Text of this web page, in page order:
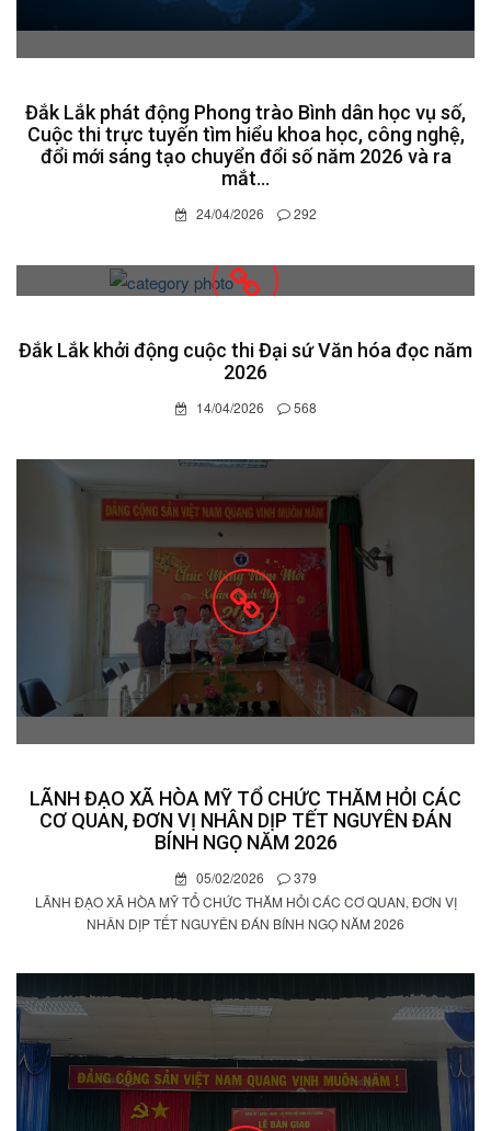
Đắk Lắk phát động Phong trào Bình dân học vụ số,
Cuộc thi trực tuyến tìm hiểu khoa học, công nghệ,
đổi mới sáng tạo chuyển đổi số năm 2026 và ra
mắt...
24/04/2026 292
Đắk Lắk khởi động cuộc thi Đại sứ Văn hóa đọc năm
2026
14/04/2026 568
LÃNH ĐẠO XÃ HÒA MỸ TỔ CHỨC THĂM HỎI CÁC
CƠ QUAN, ĐƠN VỊ NHÂN DỊP TẾT NGUYÊN ĐÁN
BÍNH NGỌ NĂM 2026
05/02/2026
379
LÃNH ĐẠO XÃ HÒA MỸ TỔ CHỨC THĂM HỎI CÁC CƠ QUAN, ĐƠN VỊ
NHÂN DỊP TẾT NGUYÊN ĐÁN BÍNH NGỌ NĂM 2026